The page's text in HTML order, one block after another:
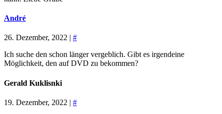
André
26. Dezember, 2022 | #
Ich suche den schon länger vergeblich. Gibt es irgendeine
Möglichkeit, den auf DVD zu bekommen?
Gerald Kuklisnki
19. Dezember, 2022 | #